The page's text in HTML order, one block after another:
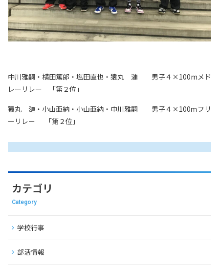
中川雅嗣・横田篤郎・塩田直也・猿丸 漣 男子４×100mメド
レーリレー 「第２位」
猿丸 漣・小山亜納・小山亜納・中川雅嗣 男子４×100ｍフリ
ーリレー 「第２位」
カテゴリ
Category
学校行事
部活情報